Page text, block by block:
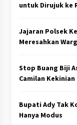
untuk Dirujuk ke
Jajaran Polsek
Meresahkan
Stop Buang Biji
Camilan Kekinian
Bupati Ady Tak
Hanya Modus